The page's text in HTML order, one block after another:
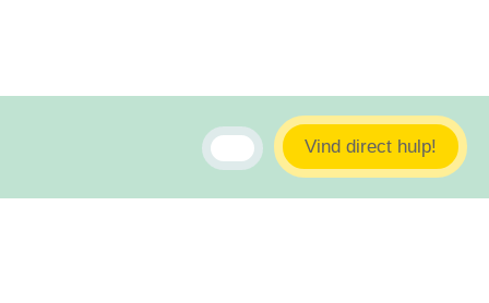
Vind direct hulp!